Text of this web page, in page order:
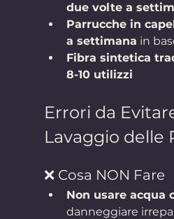
due volte a
Parrucche in
a settimana in
Fibra sintetica
8-10 utilizzi
Errori da
Lavaggio delle
❌ Cosa NON Fare
Non usare acqua
danneggiare